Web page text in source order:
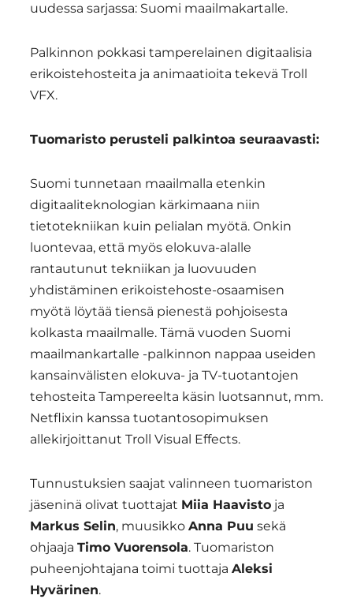
uudessa sarjassa: Suomi maailmakartalle.
Palkinnon pokkasi tamperelainen digitaalisia
erikoistehosteita ja animaatioita tekevä Troll
VFX.
Tuomaristo perusteli palkintoa seuraavasti:
Suomi tunnetaan maailmalla etenkin
digitaaliteknologian kärkimaana niin
tietotekniikan kuin pelialan myötä. Onkin
luontevaa, että myös elokuva-alalle
rantautunut tekniikan ja luovuuden
yhdistäminen erikoistehoste-osaamisen
myötä löytää tiensä pienestä pohjoisesta
kolkasta maailmalle. Tämä vuoden Suomi
maailmankartalle -palkinnon nappaa useiden
kansainvälisten elokuva- ja TV-tuotantojen
tehosteita Tampereelta käsin luotsannut, mm.
Netflixin kanssa tuotantosopimuksen
allekirjoittanut Troll Visual Effects.
Tunnustuksien saajat valinneen tuomariston
jäseninä olivat tuottajat Miia Haavisto ja
Markus Selin, muusikko Anna Puu sekä
ohjaaja Timo Vuorensola. Tuomariston
puheenjohtajana toimi tuottaja Aleksi
Hyvärinen.